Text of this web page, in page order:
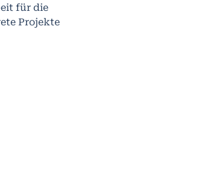
für die
Projekte